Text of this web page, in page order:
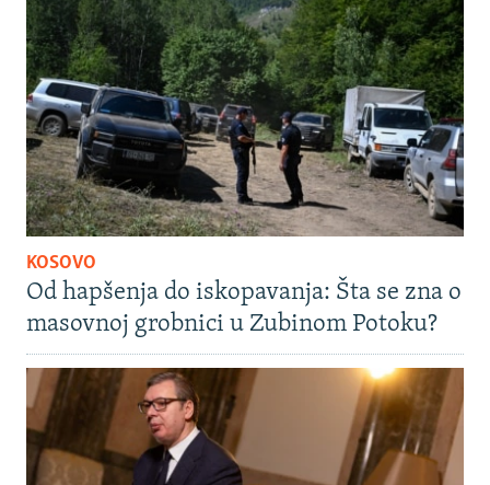
KOSOVO
Od hapšenja do iskopavanja: Šta se zna o
masovnoj grobnici u Zubinom Potoku?